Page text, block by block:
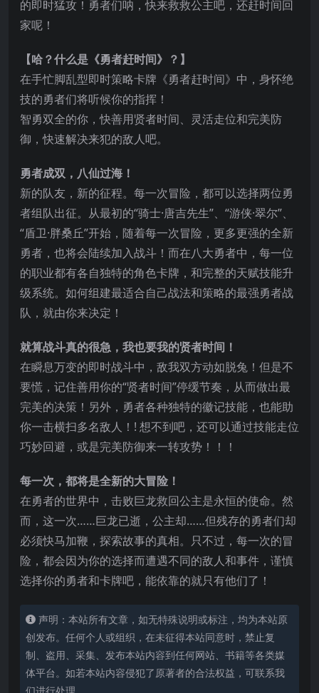
的即时猛攻！勇者们呐，快来救救公主吧，还赶时间回
家呢！
【哈？什么是《勇者赶时间》？】
在手忙脚乱型即时策略卡牌《勇者赶时间》中，身怀绝
技的勇者们将听候你的指挥！
智勇双全的你，快善用贤者时间、灵活走位和完美防
御，快速解决来犯的敌人吧。
勇者成双，八仙过海！
新的队友，新的征程。每一次冒险，都可以选择两位勇
者组队出征。从最初的“骑士·唐吉先生”、“游侠·翠尔”、
“盾卫·胖桑丘”开始，随着每一次冒险，更多更强的全新
勇者，也将会陆续加入战斗！而在八大勇者中，每一位
的职业都有各自独特的角色卡牌，和完整的天赋技能升
级系统。如何组建最适合自己战法和策略的最强勇者战
队，就由你来决定！
就算战斗真的很急，我也要我的贤者时间！
在瞬息万变的即时战斗中，敌我双方动如脱兔！但是不
要慌，记住善用你的“贤者时间”停缓节奏，从而做出最
完美的决策！另外，勇者各种独特的徽记技能，也能助
你一击横扫多名敌人！! 想不到吧，还可以通过技能走位
巧妙回避，或是完美防御来一转攻势！！！
每一次，都将是全新的大冒险！
在勇者的世界中，击败巨龙救回公主是永恒的使命。然
而，这一次……巨龙已逝，公主却……但残存的勇者们却
必须快马加鞭，探索故事的真相。只不过，每一次的冒
险，都会因为你的选择而遭遇不同的敌人和事件，谨慎
选择你的勇者和卡牌吧，能依靠的就只有他们了！
声明：本站所有文章，如无特殊说明或标注，均为本站原
创发布。任何个人或组织，在未征得本站同意时，禁止复
制、盗用、采集、发布本站内容到任何网站、书籍等各类媒
体平台。如若本站内容侵犯了原著者的合法权益，可联系我
们进行处理。